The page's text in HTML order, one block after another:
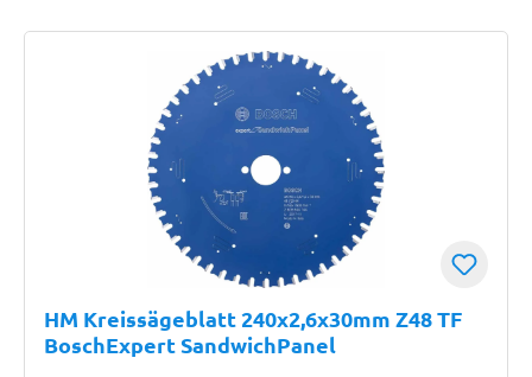
HM Kreissägeblatt 240x2,6x30mm Z48 TF
BoschExpert SandwichPanel